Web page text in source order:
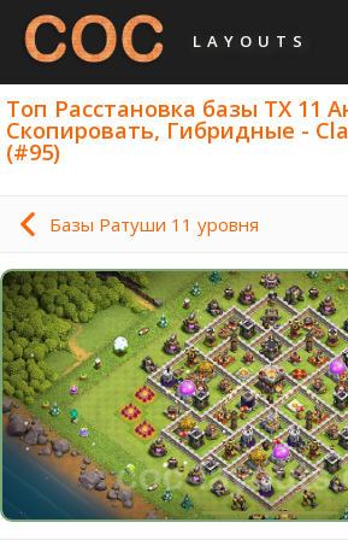
LAYOUTS
Топ Расстановка базы ТХ 11
Скопировать, Гибридные -
(#95)
Базы Ратуши 11 уровня